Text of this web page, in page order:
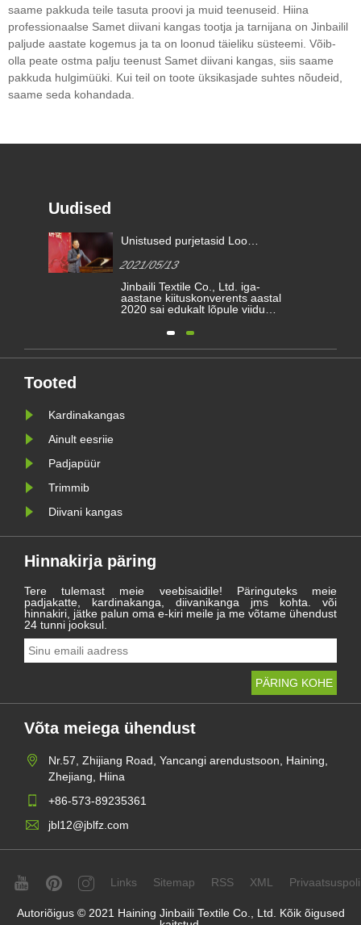
saame pakkuda teile tasuta proovi ja muid teenuseid. Hiina
professionaalse Samet diivani kangas tootja ja tarnijana on Jinbailil
paljude aastate kogemus ja ta on loonud täieliku süsteemi. Võib-
olla peate ostma palju teenust Samet diivani kangas, siis saame
pakkuda hulgimüüki. Kui teil on toote üksikasjade suhtes nõudeid,
saame seda kohandada.
Uudised
Unistused purjetasid Loo
tunnustusauhinnad 2020
2021/05/13
Jinbaili Textile Co., Ltd. iga-
aastane kiituskonverents aastal
2020 sai edukalt lõpule viidud.
Hainingisse, et vaadata üle
raskused ja saavutused ning
Tooted
Kardinakangas
Ainult eesriie
Padjapüür
Trimmib
Diivani kangas
Hinnakirja päring
Tere tulemast meie veebisaidile! Päringuteks meie
padjakatte, kardinakanga, diivanikanga jms kohta. või
hinnakiri, jätke palun oma e-kiri meile ja me võtame ühendust
24 tunni jooksul.
Võta meiega ühendust
Nr.57, Zhijiang Road, Yancangi arendustsoon, Haining,
Zhejiang, Hiina
+86-573-89235361
jbl12@jblfz.com
Links Sitemap RSS XML
Autoriõigus © 2021 Haining Jinbaili Textile Co., Ltd. Kõik õigused